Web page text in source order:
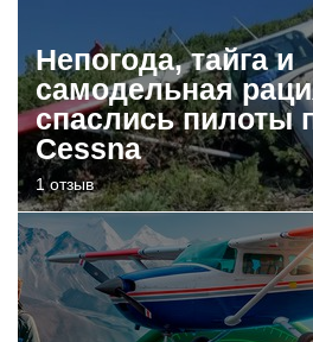
Непогода, тайга и
самодельная
спаслись пилоты
Cessna
1 отзыв